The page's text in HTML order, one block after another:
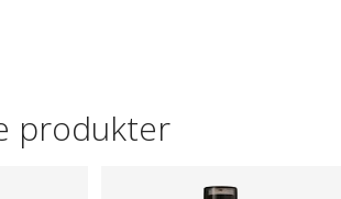
produkter